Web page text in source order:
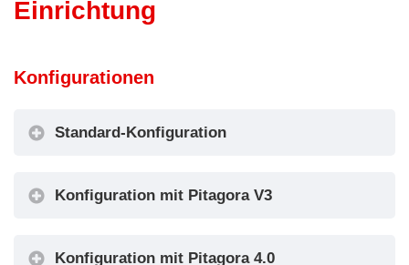
Einrichtung
Konfigurationen
Standard-Konfiguration
Konfiguration mit Pitagora V3
Konfiguration mit Pitagora 4.0